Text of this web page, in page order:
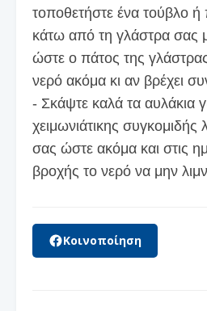
τοποθετήστε ένα τούβλο ή
κάτω από τη γλάστρα σας
ώστε ο πάτος της
νερό ακόμα κι αν βρέχει
- Σκάψτε καλά τα αυλάκια
χειμωνιάτικης
σας ώστε ακόμα και στις
βροχής το νερό να μην
Κοινοποίηση